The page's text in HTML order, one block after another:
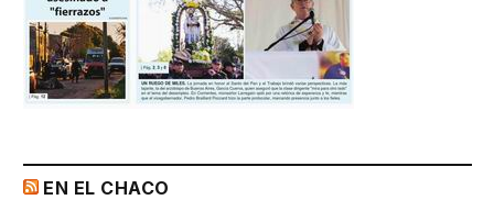
EN EL CHACO